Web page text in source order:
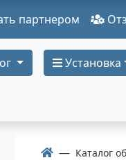
партнером
Установка
Каталог